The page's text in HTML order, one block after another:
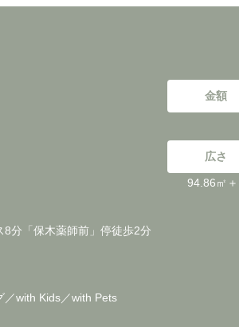
金額
広さ
94.86㎡
分「保木薬師前」停徒歩2分
／with Kids／with Pets